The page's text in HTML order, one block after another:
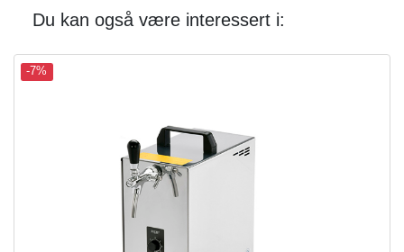
Du kan også være interessert i:
-7%